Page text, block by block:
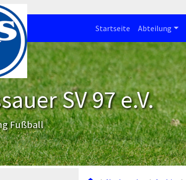
Startseite Abteilung
SV 97 e.V.
Fußball